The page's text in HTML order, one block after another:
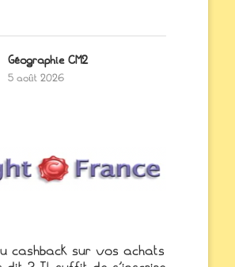
Géographie CM2
5 août 2026
cashback sur vos achats